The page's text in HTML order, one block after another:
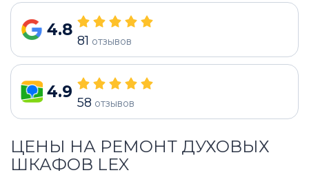
4.8
81 отзывов
4.9
58 отзывов
ЦЕНЫ НА РЕМОНТ ДУХОВЫХ
ШКАФОВ LEX